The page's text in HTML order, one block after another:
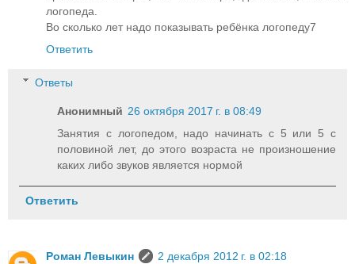
логопеда.
Во сколько лет надо показывать ребёнка логопеду7
Ответить
Ответы
Анонимный 26 октября 2017 г. в 08:49
Занятия с логопедом, надо начинать с 5 или 5 с
половиной лет, до этого возраста не произношение
каких либо звуков является нормой
Ответить
Роман Левыкин
2 декабря 2012 г. в 02:18